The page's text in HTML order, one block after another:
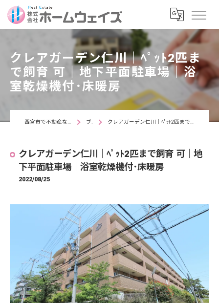
クレアガーデン仁川｜ﾍﾟｯﾄ2匹ま
で飼育 可｜地下平面駐車場｜浴
室乾燥機付･床暖房
西宮市で不動産なら株式会社ホームウェイズ ブログ クレアガーデン仁川｜ﾍﾟｯﾄ2匹まで飼育 可｜地下平面駐車場｜浴室乾燥機付･床暖房
クレアガーデン仁川｜ﾍﾟｯﾄ2匹まで飼育 可｜地
下平面駐車場｜浴室乾燥機付･床暖房
2022/08/25